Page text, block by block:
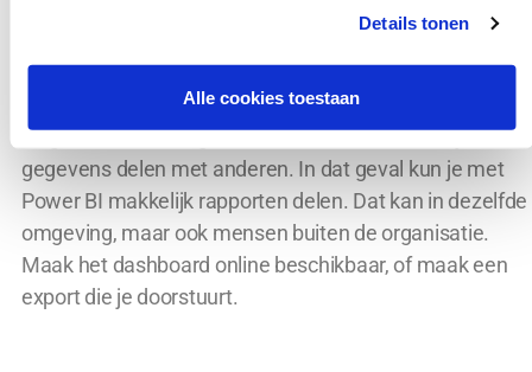
Details tonen
Alle cookies toestaan
Gemakkelijk rapporten delen
dashboardshouden die doorlopend in
de gaten of maken gebruik van alerts. Soms wil je
gegevens delen met anderen. In dat geval kun je met
Power BI makkelijk rapporten delen. Dat kan in dezelfde
omgeving, maar ook mensen buiten de organisatie.
Maak het dashboard online beschikbaar, of maak een
export die je doorstuurt.